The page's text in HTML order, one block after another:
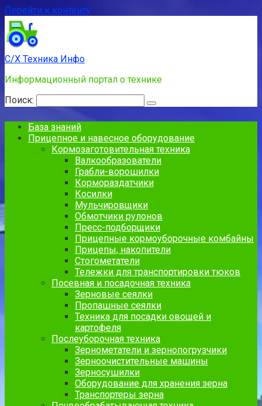
Перейти к контенту
С/Х Техника Инфо
Информационный портал о технике
Поиск:
База знаний
Прицепное и навесное оборудование
Кормозаготовительная техника
Валкообразователи
Грабли-ворошилки
Кормораздатчики
Косилки
Мульчировщики
Обмотчики рулонов
Пресс-подборщики
Прицепные кормоуборочные комбайны
Прицепы, накопители
Стогометатели
Тележки для транспортировки тюков
Посевная и посадочная техника
Зерновые сеялки
Пропашные сеялки
Техника для посадки овощей и
картофеля
Послеуборочная техника
Зернометатели и зернопогрузчики
Зерноочистительные машины
Зерносушилки
Оборудование для хранения зерна
Транспортеры зерна